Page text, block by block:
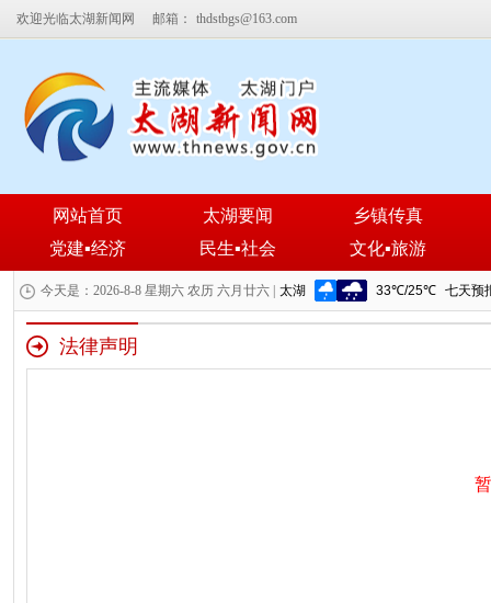
欢迎光临太湖新闻网 邮箱： thdstbgs@163.com
网站首页 太湖要闻
乡镇传真
党建▪经济
民生▪社会 文化▪旅游
今天是：2026-8-8 星期六 农历 六月廿六 |
法律声明